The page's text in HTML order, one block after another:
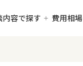
内容で探す 費用相場